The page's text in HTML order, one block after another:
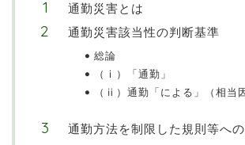
通勤災害とは
通勤災害該当性の判断基準
総論
（ⅰ）「通勤」
（ⅱ）通勤「による」（相当
通勤方法を制限した規則等へ